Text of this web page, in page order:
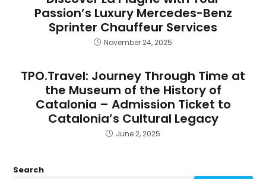
Passion’s Luxury Mercedes-Benz
Sprinter Chauffeur Services
November 24, 2025
TPO.Travel: Journey Through Time at
the Museum of the History of
Catalonia – Admission Ticket to
Catalonia’s Cultural Legacy
June 2, 2025
Search